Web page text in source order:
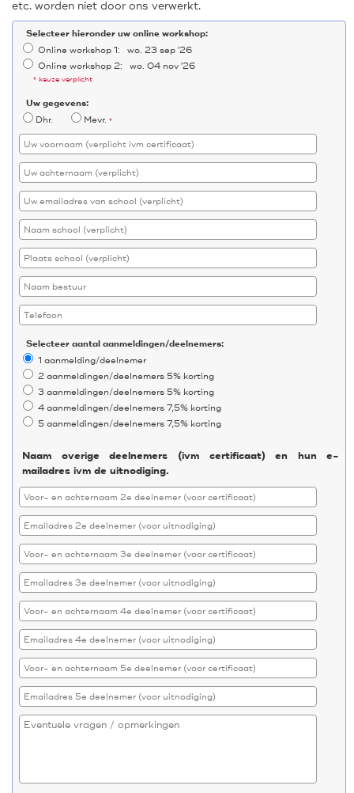
etc. worden niet door ons verwerkt.
Selecteer hieronder uw online workshop:
Online workshop 1: wo. 23 sep '26
Online workshop 2: wo. 04 nov '26
* keuze verplicht
Uw gegevens:
Dhr. Mevr. *
Selecteer aantal aanmeldingen/deelnemers:
1 aanmelding/deelnemer
2 aanmeldingen/deelnemers 5% korting
3 aanmeldingen/deelnemers 5% korting
4 aanmeldingen/deelnemers 7,5% korting
5 aanmeldingen/deelnemers 7,5% korting
Naam overige deelnemers (ivm certificaat) en hun e-
mailadres ivm de uitnodiging.